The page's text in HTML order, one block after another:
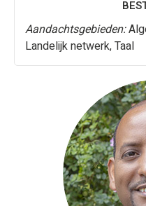
Aandachtsgebieden:
Landelijk netwerk, Taal